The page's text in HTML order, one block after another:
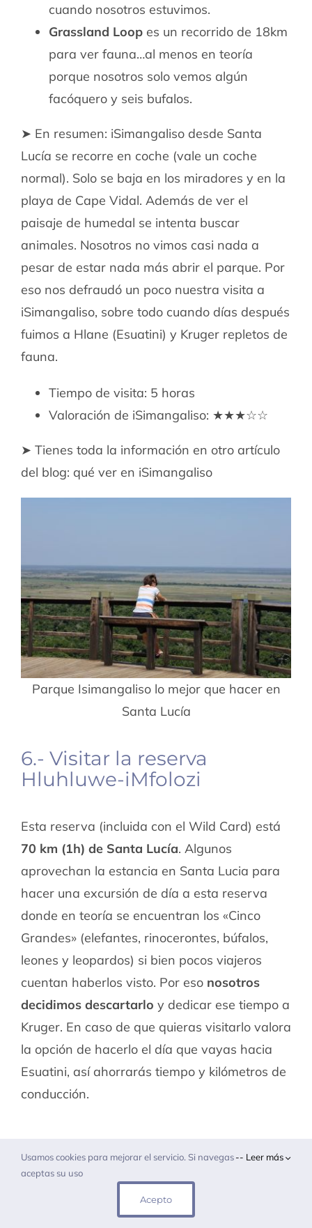
cuando nosotros estuvimos.
Grassland Loopes un recorrido de 18km
para ver fauna…al menos en teoría
porque nosotros solo vemos algún
facóquero y seis bufalos.
➤ En resumen: iSimangaliso desde Santa
Lucía se recorre en coche (vale un coche
normal). Solo se baja en los miradores y en la
playa de Cape Vidal. Además de ver el
paisaje de humedal se intenta buscar
animales. Nosotros no vimos casi nada a
pesar de estar nada más abrir el parque. Por
eso nos defraudó un poco nuestra visita a
iSimangaliso, sobre todo cuando días después
fuimos a Hlane (Esuatini) y Kruger repletos de
fauna.
Tiempo de visita: 5 horas
Valoración de iSimangaliso: ★★★☆☆
➤ Tienes toda la información en otro artículo
del blog: qué ver en iSimangaliso
Parque Isimangaliso lo mejor que hacer en
Santa Lucía
6.- Visitar la reserva
Hluhluwe-iMfolozi
Esta reserva (incluida con el Wild Card) está
70 km (1h) de Santa Lucía. Algunos
aprovechan la estancia en Santa Lucia para
hacer una excursión de día a esta reserva
donde en teoría se encuentran los «Cinco
Grandes» (elefantes, rinocerontes, búfalos,
leones y leopardos) si bien pocos viajeros
cuentan haberlos visto. Por eso nosotros
decidimos descartarlo y dedicar ese tiempo a
Kruger. En caso de que quieras visitarlo valora
la opción de hacerlo el día que vayas hacia
Esuatini, así ahorrarás tiempo y kilómetros de
conducción.
Usamos cookies para mejorar el servicio. Si navegas
aceptas su uso
-- Leer más
Acepto